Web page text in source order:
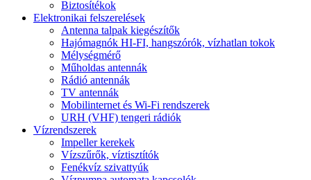
Biztosítékok
Elektronikai felszerelések
Antenna talpak kiegészítők
Hajómagnók HI-FI, hangszórók, vízhatlan tokok
Mélységmérő
Műholdas antennák
Rádió antennák
TV antennák
Mobilinternet és Wi-Fi rendszerek
URH (VHF) tengeri rádiók
Vízrendszerek
Impeller kerekek
Vízszűrők, víztisztítók
Fenékvíz szivattyúk